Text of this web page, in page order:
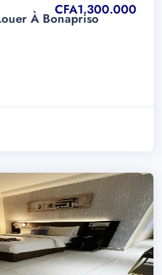
CFA1.300.000
À Bonapriso